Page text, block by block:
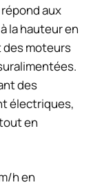
aux
la hauteur en
moteurs
des
électriques,
en
h en